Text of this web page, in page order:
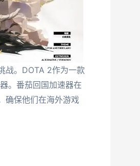
战。DOTA 2作为一款
。番茄回国加速器在
确保他们在海外游戏